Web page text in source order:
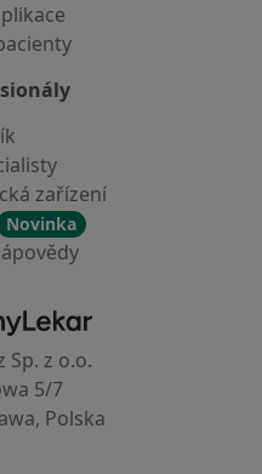
zařízení
Novinka
- Hlavní stránka
Sp. z o.o.
5/7
Polska